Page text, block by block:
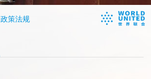
政策法规